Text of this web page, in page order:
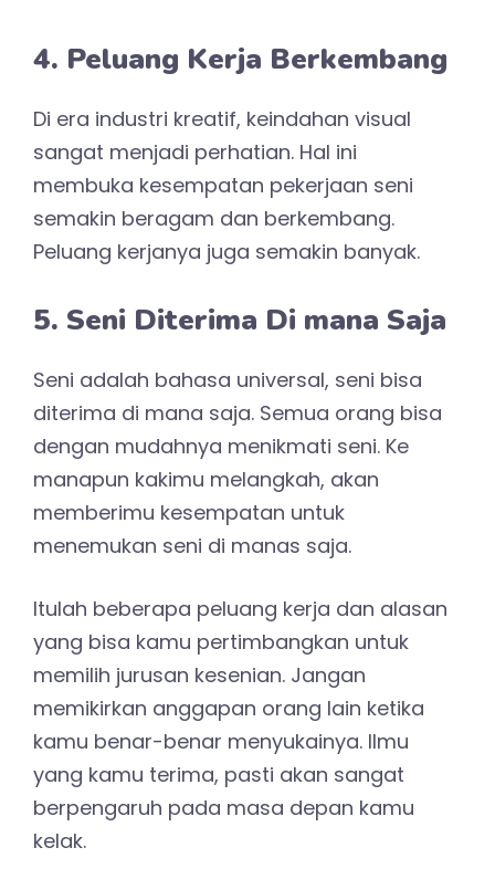
4. Peluang Kerja Berkembang
Di era industri kreatif, keindahan visual
sangat menjadi perhatian. Hal ini
membuka kesempatan pekerjaan seni
semakin beragam dan berkembang.
Peluang kerjanya juga semakin banyak.
5. Seni Diterima Di mana Saja
Seni adalah bahasa universal, seni bisa
diterima di mana saja. Semua orang bisa
dengan mudahnya menikmati seni. Ke
manapun kakimu melangkah, akan
memberimu kesempatan untuk
menemukan seni di manas saja.
Itulah beberapa peluang kerja dan alasan
yang bisa kamu pertimbangkan untuk
memilih jurusan kesenian. Jangan
memikirkan anggapan orang lain ketika
kamu benar-benar menyukainya. Ilmu
yang kamu terima, pasti akan sangat
berpengaruh pada masa depan kamu
kelak.